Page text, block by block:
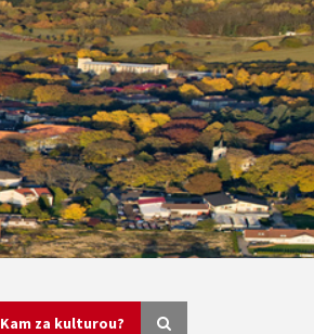
Kam za kulturou?